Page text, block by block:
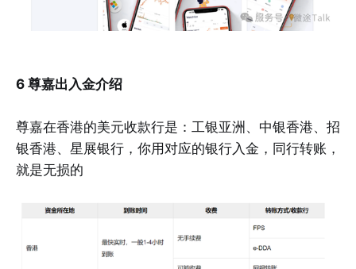
6 尊嘉出入金介绍
尊嘉在香港的美元收款行是：工银亚洲、中银香港、招
银香港、星展银行，你用对应的银行入金，同行转账，
就是无损的